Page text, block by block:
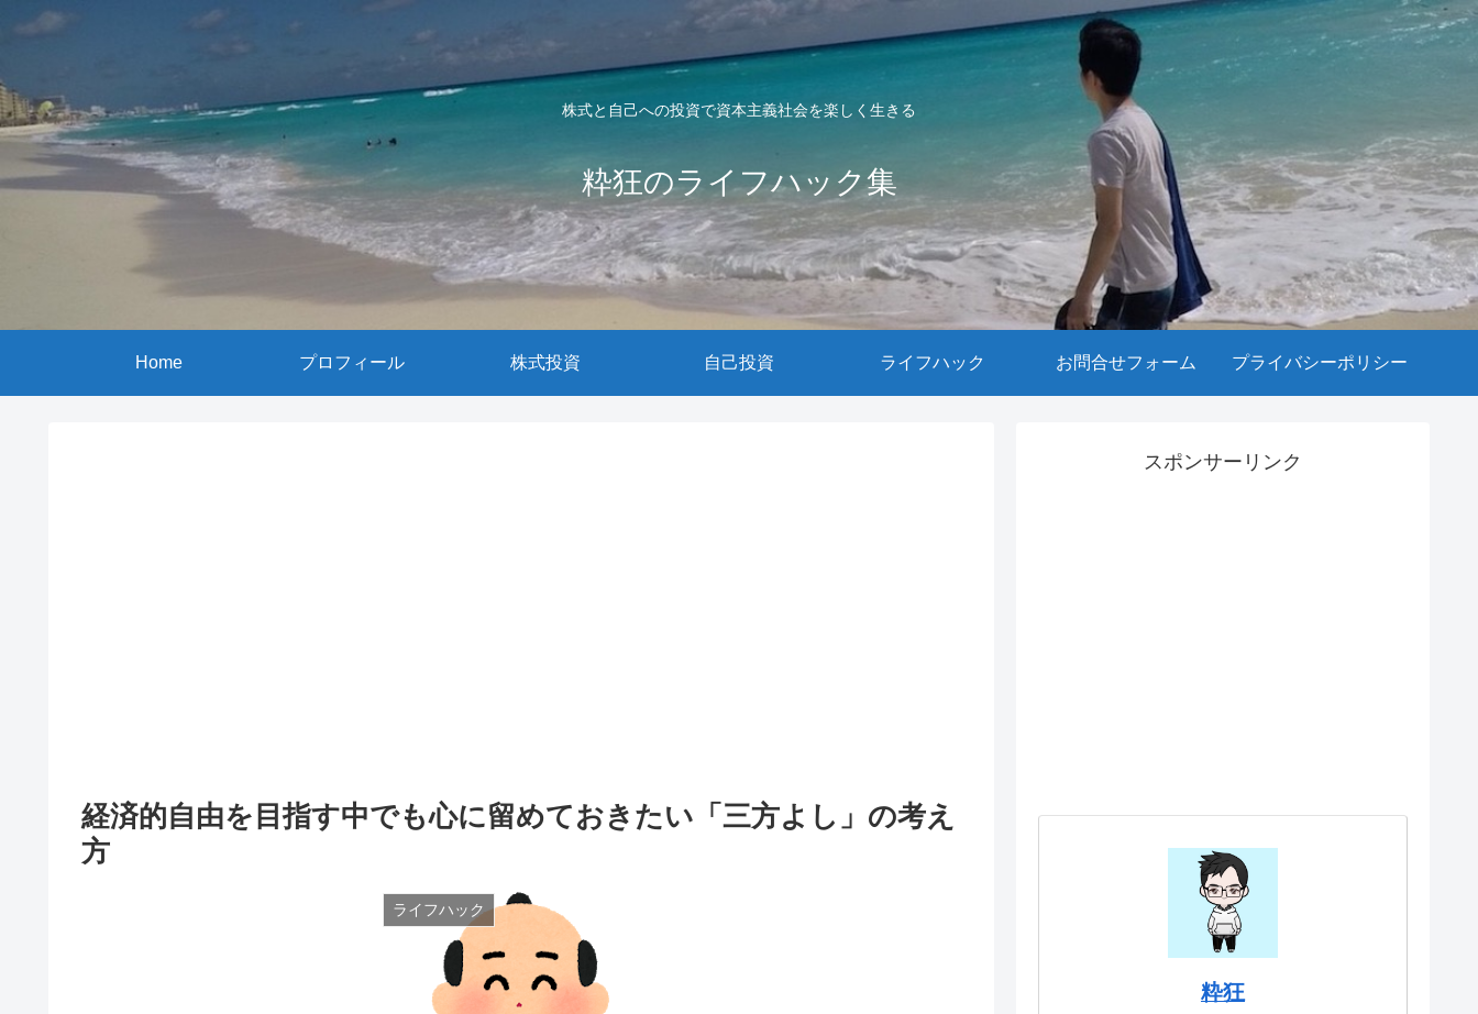
株式と自己への投資で資本主義社会を楽しく生きる
粋狂のライフハック集
Home プロフィール 株式投資 自己投資 ライフハック お問合せフォーム プライバシーポリシー
経済的自由を目指す中でも心に留めておきたい「三方よし」の考え
方
ライフハック
スポンサーリンク
粋狂